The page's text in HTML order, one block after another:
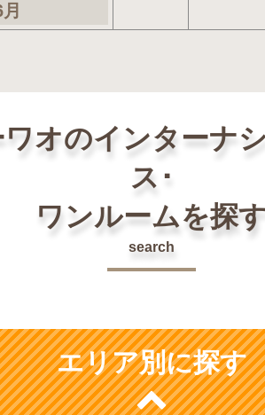
オのインターナ
ス･
ワンルームを探
search
エリア別に探す